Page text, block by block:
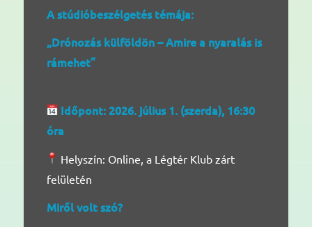
A stúdióbeszélgetés témája:
„Drónozás külföldön – Amire a nyaralás is
rámehet”
Időpont: 2026. július 1. (szerda), 16:30
óra
Helyszín: Online, a Légtér Klub zárt
felületén
Miről volt szó?